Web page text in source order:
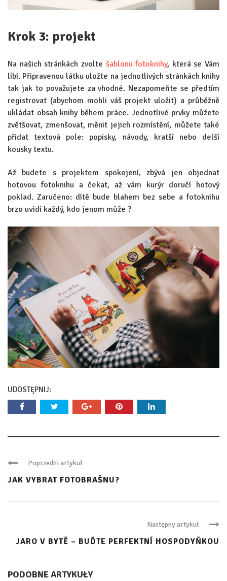
Krok 3: projekt
Na našich stránkách zvolte šablonu fotoknihy, která se Vám
líbí. Připravenou látku uložte na jednotlivých stránkách knihy
tak jak to považujete za vhodné. Nezapomeňte se předtím
registrovat (abychom mohli váš projekt uložit) a průběžně
ukládat obsah knihy během práce. Jednotlivé prvky můžete
zvětšovat, zmenšovat, měnit jejich rozmístění, můžete také
přidat textová pole: popisky, návody, kratší nebo delší
kousky textu.
Až budete s projektem spokojení, zbývá jen objednat
hotovou fotoknihu a čekat, až vám kurýr doručí hotový
poklad. Zaručeno: dítě bude blahem bez sebe a fotoknihu
brzo uvidí každý, kdo jenom může ?
UDOSTĘPNIJ:
Poprzedni artykuł
JAK VYBRAT FOTOBRAŠNU?
Następny artykuł
JARO V BYTĚ – BUĎTE PERFEKTNÍ HOSPODYŇKOU
PODOBNE ARTYKUŁY